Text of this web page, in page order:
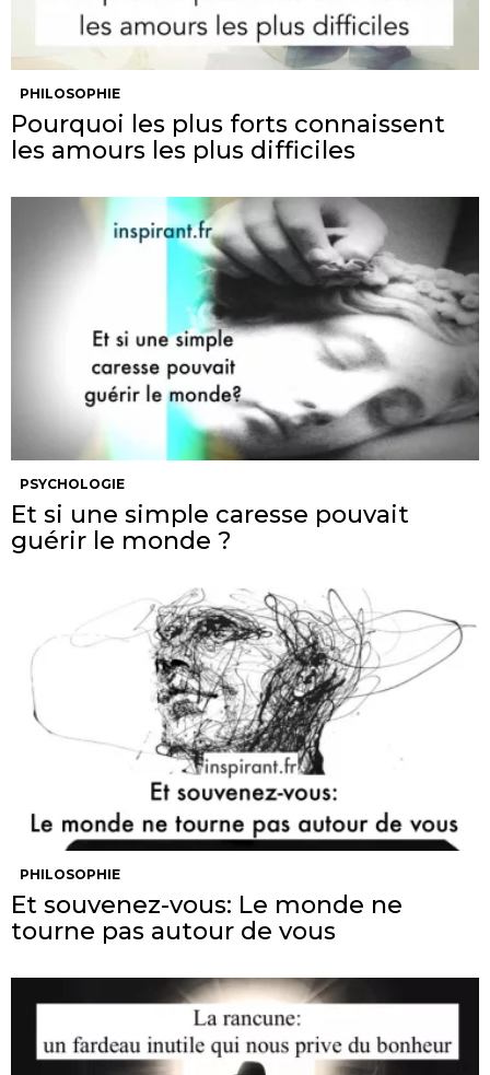
PHILOSOPHIE
Pourquoi les plus forts connaissent
les amours les plus difficiles
PSYCHOLOGIE
Et si une simple caresse pouvait
guérir le monde ?
PHILOSOPHIE
Et souvenez-vous: Le monde ne
tourne pas autour de vous